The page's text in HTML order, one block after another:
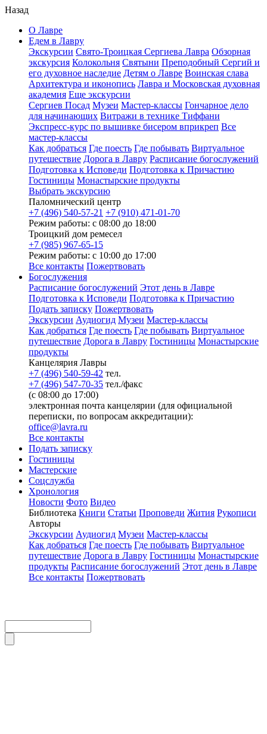
Назад
О Лавре
Едем в Лавру
Экскурсии Свято-Троицкая Сергиева Лавра Обзорная
экскурсия Колокольня Святыни Преподобный Сергий и
его духовное наследие Детям о Лавре Воинская слава
Архитектура и иконопись Лавра и Московская духовная
академия Еще экскурсии
Сергиев Посад Музеи Мастер-классы Гончарное дело
для начинающих Витражи в технике Тиффани
Экспресс-курс по вышивке бисером вприкреп Все
мастер-классы
Как добраться Где поесть Где побывать Виртуальное
путешествие Дорога в Лавру Расписание богослужений
Подготовка к Исповеди Подготовка к Причастию
Гостиницы Монастырские продукты
Выбрать экскурсию
Паломнический центр
+7 (496) 540-57-21 +7 (910) 471-01-70
Режим работы: с 08:00 до 18:00
Троицкий дом ремесел
+7 (985) 967-65-15
Режим работы: с 10:00 до 17:00
Все контакты Пожертвовать
Богослужения
Расписание богослужений Этот день в Лавре
Подготовка к Исповеди Подготовка к Причастию
Подать записку Пожертвовать
Экскурсии Аудиогид Музеи Мастер-классы
Как добраться Где поесть Где побывать Виртуальное
путешествие Дорога в Лавру Гостиницы Монастырские
продукты
Канцелярия Лавры
+7 (496) 540-59-42 тел.
+7 (496) 547-70-35 тел./факс
(с 08:00 до 17:00)
электронная почта канцелярии (для официальной
переписки, по вопросам аккредитации):
office@lavra.ru
Все контакты
Подать записку
Гостиницы
Мастерские
Соцслужба
Хронология
Новости Фото Видео
Библиотека Книги Статьи Проповеди Жития Рукописи
Авторы
Экскурсии Аудиогид Музеи Мастер-классы
Как добраться Где поесть Где побывать Виртуальное
путешествие Дорога в Лавру Гостиницы Монастырские
продукты Расписание богослужений Этот день в Лавре
Все контакты Пожертвовать